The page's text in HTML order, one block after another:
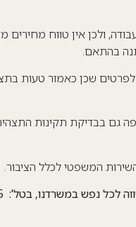
ולכן אין טווח
בהתאם.
שכן כאמור טעות
גם בבדיקת תקינות
המשפטי לכלל הציבור.